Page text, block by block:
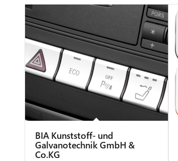
BIA Kunststoff- und
Galvanotechnik GmbH &
Co.KG